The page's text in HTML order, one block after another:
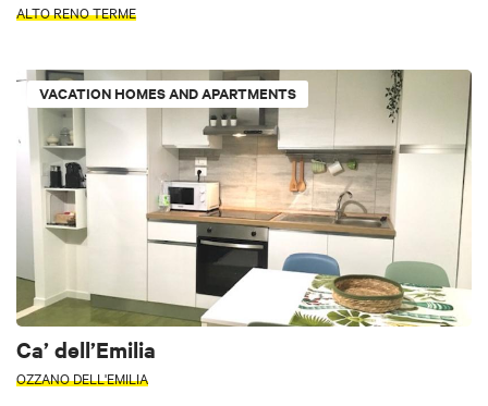
ALTO RENO TERME
VACATION HOMES AND APARTMENTS
Ca’ dell’Emilia
OZZANO DELL'EMILIA